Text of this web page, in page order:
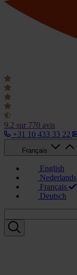
9.2 sur 770 avis
+31 10 433 33 22
Français
English
Nederlands
Français
Deutsch